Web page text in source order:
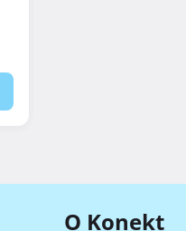
O Konekt